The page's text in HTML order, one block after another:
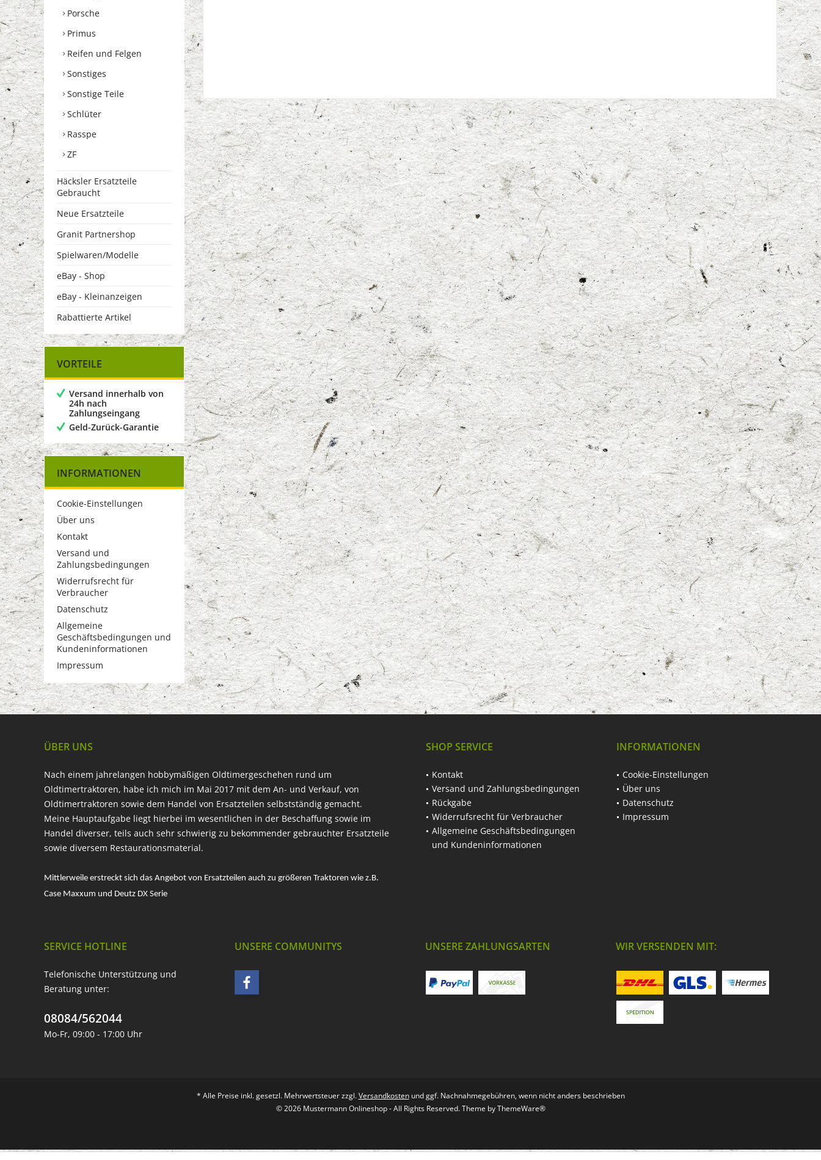
Porsche
Primus
Reifen und Felgen
Sonstiges
Sonstige Teile
Schlüter
Rasspe
ZF
Häcksler Ersatzteile
Gebraucht
Neue Ersatzteile
Granit Partnershop
Spielwaren/Modelle
eBay - Shop
eBay - Kleinanzeigen
Rabattierte Artikel
VORTEILE
Versand innerhalb von
24h nach
Zahlungseingang
Geld-Zurück-Garantie
INFORMATIONEN
Cookie-Einstellungen
Über uns
Kontakt
Versand und
Zahlungsbedingungen
Widerrufsrecht für
Verbraucher
Datenschutz
Allgemeine
Geschäftsbedingungen und
Kundeninformationen
Impressum
ÜBER UNS
Nach einem jahrelangen hobbymäßigen Oldtimergeschehen rund um
Oldtimertraktoren, habe ich mich im Mai 2017 mit dem An- und Verkauf, von
Oldtimertraktoren sowie dem Handel von Ersatzteilen selbstständig gemacht.
Meine Hauptaufgabe liegt hierbei im wesentlichen in der Beschaffung sowie im
Handel diverser, teils auch sehr schwierig zu bekommender gebrauchter Ersatzteile
sowie diversem Restaurationsmaterial.
Mittlerweile erstreckt sich das Angebot von Ersatzteilen auch zu größeren Traktoren wie z.B.
Case Maxxum und Deutz DX Serie
SHOP SERVICE
Kontakt
Versand und Zahlungsbedingungen
Rückgabe
Widerrufsrecht für Verbraucher
Allgemeine Geschäftsbedingungen
und Kundeninformationen
INFORMATIONEN
Cookie-Einstellungen
Über uns
Datenschutz
Impressum
SERVICE HOTLINE
Telefonische Unterstützung und
Beratung unter:
08084/562044
Mo-Fr, 09:00 - 17:00 Uhr
UNSERE COMMUNITYS UNSERE ZAHLUNGSARTEN WIR VERSENDEN MIT:
* Alle Preise inkl. gesetzl. Mehrwertsteuer zzgl.Versandkostenund ggf. Nachnahmegebühren, wenn nicht anders beschrieben
© 2026 Mustermann Onlineshop - All Rights Reserved. Theme byThemeWare®